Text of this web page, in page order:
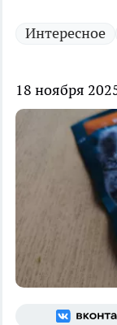
Интересное
18 ноября